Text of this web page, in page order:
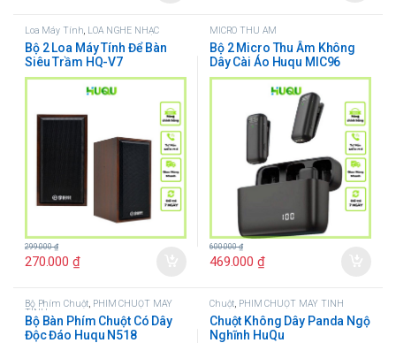
Loa Máy Tính, LOA NGHE NHẠC
Bộ 2 Loa Máy Tính Để Bàn
Siêu Trầm HQ-V7
270.000 ₫
299.000₫
MICRO THU ÂM
Bộ 2 Micro Thu Âm Không
Dây Cài Áo Huqu MIC96
469.000 ₫
600.000₫
Bộ Phím Chuột, PHÍM CHUỘT MÁY
TÍNH
Bộ Bàn Phím Chuột Có Dây
Độc Đáo Huqu N518
Chuột, PHÍM CHUỘT MÁY TÍNH
Chuột Không Dây Panda Ngộ
Nghĩnh HuQu